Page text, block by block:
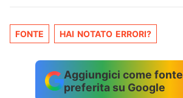
FONTE HAI NOTATO ERRORI?
Aggiungici come fonte
preferita su Google